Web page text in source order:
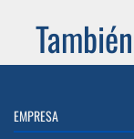
EMPRESA